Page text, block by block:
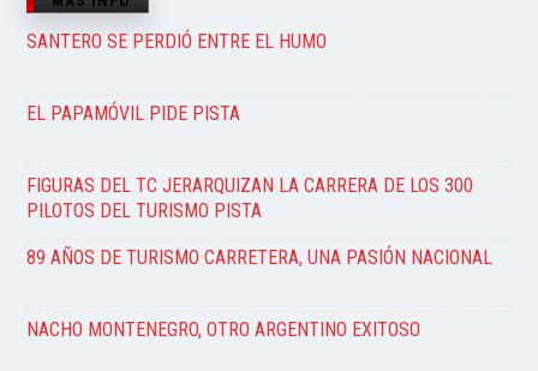
SANTERO SE PERDIÓ ENTRE EL HUMO
EL PAPAMÓVIL PIDE PISTA
FIGURAS DEL TC JERARQUIZAN LA CARRERA DE LOS 300
PILOTOS DEL TURISMO PISTA
89 AÑOS DE TURISMO CARRETERA, UNA PASIÓN NACIONAL
NACHO MONTENEGRO, OTRO ARGENTINO EXITOSO